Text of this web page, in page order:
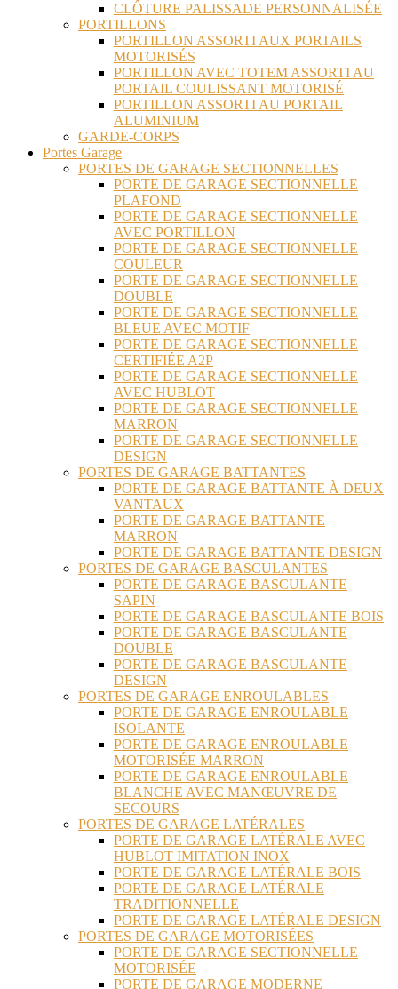
CLÔTURE PALISSADE PERSONNALISÉE
PORTILLONS
PORTILLON ASSORTI AUX PORTAILS
MOTORISÉS
PORTILLON AVEC TOTEM ASSORTI AU
PORTAIL COULISSANT MOTORISÉ
PORTILLON ASSORTI AU PORTAIL
ALUMINIUM
GARDE-CORPS
Portes Garage
PORTES DE GARAGE SECTIONNELLES
PORTE DE GARAGE SECTIONNELLE
PLAFOND
PORTE DE GARAGE SECTIONNELLE
AVEC PORTILLON
PORTE DE GARAGE SECTIONNELLE
COULEUR
PORTE DE GARAGE SECTIONNELLE
DOUBLE
PORTE DE GARAGE SECTIONNELLE
BLEUE AVEC MOTIF
PORTE DE GARAGE SECTIONNELLE
CERTIFIÉE A2P
PORTE DE GARAGE SECTIONNELLE
AVEC HUBLOT
PORTE DE GARAGE SECTIONNELLE
MARRON
PORTE DE GARAGE SECTIONNELLE
DESIGN
PORTES DE GARAGE BATTANTES
PORTE DE GARAGE BATTANTE À DEUX
VANTAUX
PORTE DE GARAGE BATTANTE
MARRON
PORTE DE GARAGE BATTANTE DESIGN
PORTES DE GARAGE BASCULANTES
PORTE DE GARAGE BASCULANTE
SAPIN
PORTE DE GARAGE BASCULANTE BOIS
PORTE DE GARAGE BASCULANTE
DOUBLE
PORTE DE GARAGE BASCULANTE
DESIGN
PORTES DE GARAGE ENROULABLES
PORTE DE GARAGE ENROULABLE
ISOLANTE
PORTE DE GARAGE ENROULABLE
MOTORISÉE MARRON
PORTE DE GARAGE ENROULABLE
BLANCHE AVEC MANŒUVRE DE
SECOURS
PORTES DE GARAGE LATÉRALES
PORTE DE GARAGE LATÉRALE AVEC
HUBLOT IMITATION INOX
PORTE DE GARAGE LATÉRALE BOIS
PORTE DE GARAGE LATÉRALE
TRADITIONNELLE
PORTE DE GARAGE LATÉRALE DESIGN
PORTES DE GARAGE MOTORISÉES
PORTE DE GARAGE SECTIONNELLE
MOTORISÉE
PORTE DE GARAGE MODERNE